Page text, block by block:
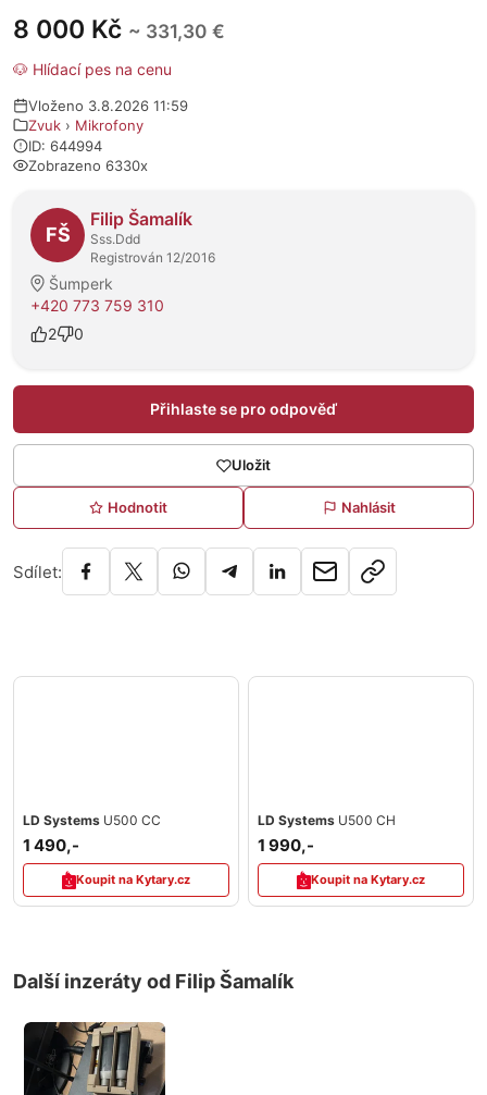
8 000 Kč ~ 331,30 €
🐶 Hlídací pes na cenu
Vloženo 3.8.2026 11:59
Zvuk › Mikrofony
ID: 644994
Zobrazeno 6330x
O prodejci
FŠ
Filip Šamalík
Sss.Ddd
Registrován 12/2016
Šumperk
+420 773 759 310
2
0
Přihlaste se pro odpověď
Uložit
Hodnotit Nahlásit
Sdílet:
LD Systems U500 CC
1 490,-
Koupit na Kytary.cz
LD Systems U500 CH
1 990,-
Koupit na Kytary.cz
Další inzeráty od Filip Šamalík